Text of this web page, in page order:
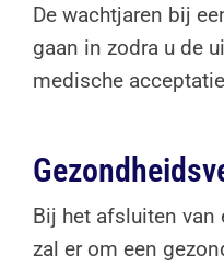
De wachtjaren bij
gaan in zodra u de
medische
Bij het afsluiten van
zal er om een